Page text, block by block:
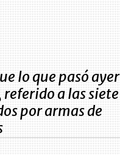
lo que pasó ayer
a las siete
por armas de